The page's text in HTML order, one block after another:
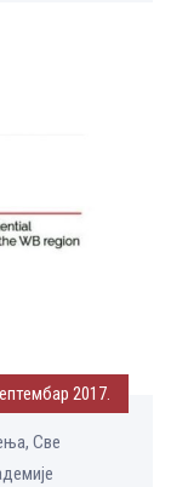
2017.
Све